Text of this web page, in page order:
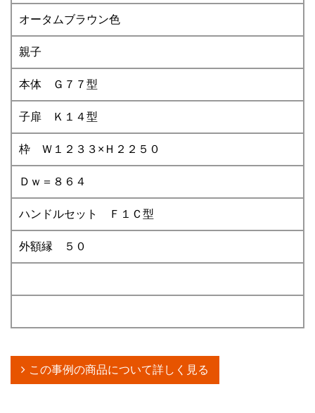
オータムブラウン色
親子
本体 Ｇ７７型
子扉 Ｋ１４型
枠 Ｗ１２３３×Ｈ２２５０
Ｄｗ＝８６４
ハンドルセット Ｆ１Ｃ型
外額縁 ５０
この事例の商品について詳しく見る